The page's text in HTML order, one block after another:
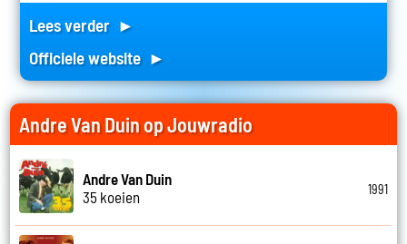
Lees verder ►
Officiele website ►
Andre Van Duin op Jouwradio
Andre Van Duin
35 koeien
1991